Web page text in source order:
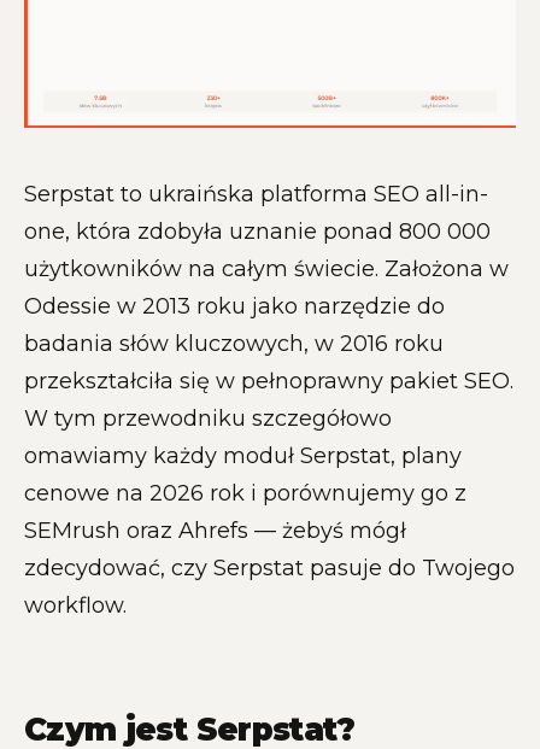
Serpstat to ukraińska platforma SEO all-in-
one, która zdobyła uznanie ponad 800 000
użytkowników na całym świecie. Założona w
Odessie w 2013 roku jako narzędzie do
badania słów kluczowych, w 2016 roku
przekształciła się w pełnoprawny pakiet SEO.
W tym przewodniku szczegółowo
omawiamy każdy moduł Serpstat, plany
cenowe na 2026 rok i porównujemy go z
SEMrush oraz Ahrefs — żebyś mógł
zdecydować, czy Serpstat pasuje do Twojego
workflow.
Czym jest Serpstat?